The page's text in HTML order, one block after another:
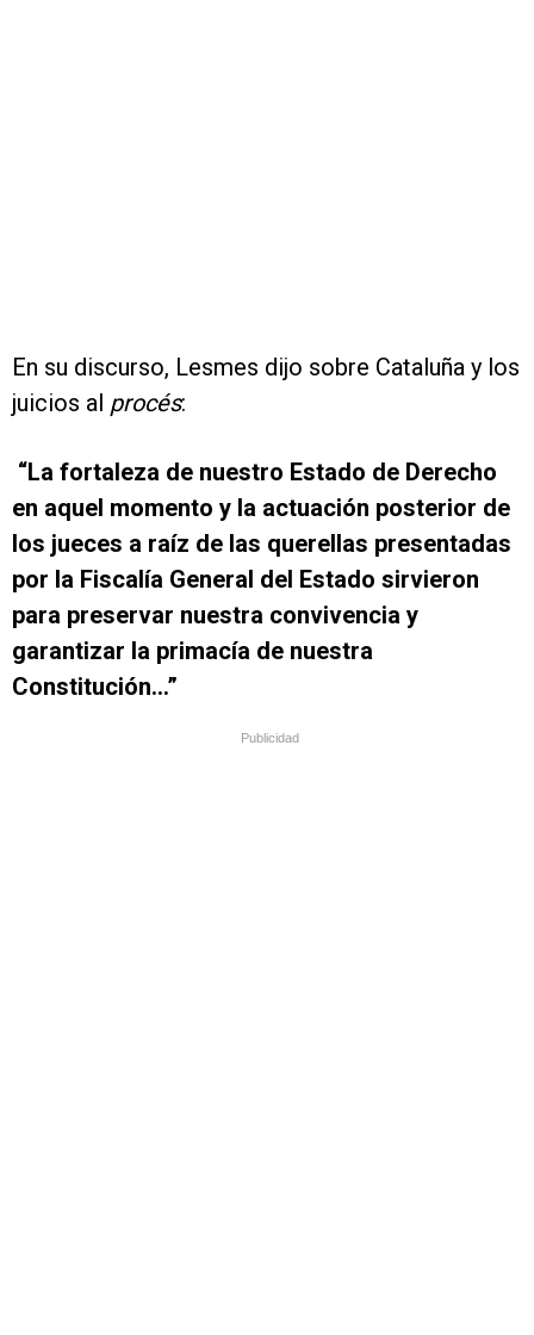
En su discurso, Lesmes dijo sobre Cataluña y los
juicios al procés:
“La fortaleza de nuestro Estado de Derecho
en aquel momento y la actuación posterior de
los jueces a raíz de las querellas presentadas
por la Fiscalía General del Estado sirvieron
para preservar nuestra convivencia y
garantizar la primacía de nuestra
Constitución…”
Publicidad